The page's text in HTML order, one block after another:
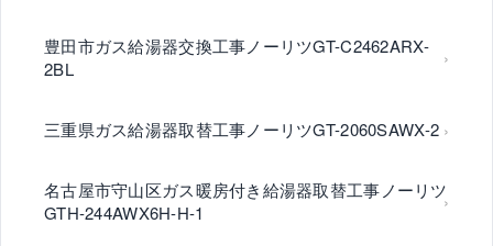
豊田市ガス給湯器交換工事ノーリツGT-C2462ARX-
2BL
三重県ガス給湯器取替工事ノーリツGT-2060SAWX-2
名古屋市守山区ガス暖房付き給湯器取替工事ノーリツ
GTH-244AWX6H-H-1